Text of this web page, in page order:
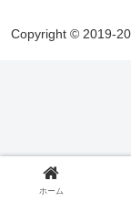
Copyright © 2019-
ホーム